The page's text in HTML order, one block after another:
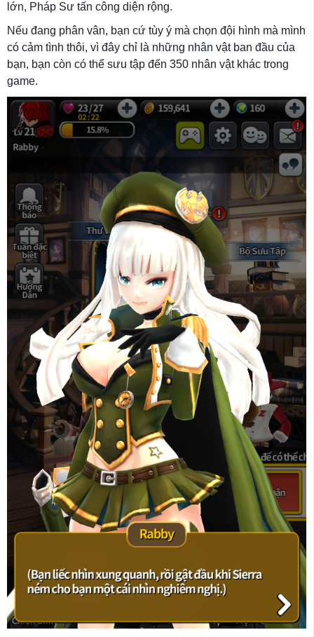
lớn, Pháp Sư tấn công diện rộng.
Nếu đang phân vân, bạn cứ tùy ý mà chọn đội hình mà mình
có cảm tình thôi, vì đây chỉ là những nhân vật ban đầu của
bạn, bạn còn có thể sưu tập đến 350 nhân vật khác trong
game.